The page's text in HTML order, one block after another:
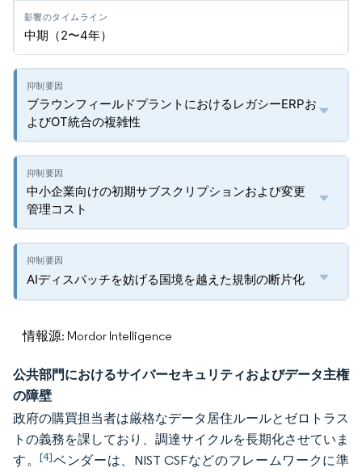
中期（2〜4年）
ブラウンフィールドプラントにおけるレガシーERPお
よびOT統合の複雑性
中小企業向けの初期サブスクリプションおよび変更
管理コスト
AIディスパッチを妨げる国境を越えた規制の断片化
情報源: Mordor Intelligence
公共部門におけるサイバーセキュリティおよびデータ主権
の障壁
政府の購買担当者は厳格なデータ居住ルールとゼロトラス
トの義務を課しており、調達サイクルを長期化させていま
す。[4]ベンダーは、NIST CSFなどのフレームワークに準